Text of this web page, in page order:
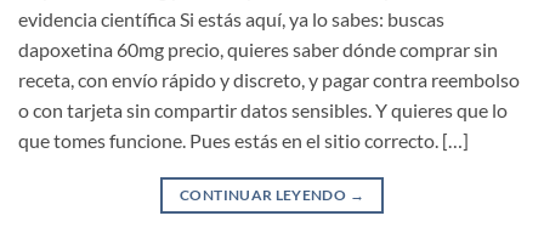
evidencia científica Si estás aquí, ya lo sabes: buscas
dapoxetina 60mg precio, quieres saber dónde comprar sin
receta, con envío rápido y discreto, y pagar contra reembolso
o con tarjeta sin compartir datos sensibles. Y quieres que lo
que tomes funcione. Pues estás en el sitio correcto. […]
CONTINUAR LEYENDO →